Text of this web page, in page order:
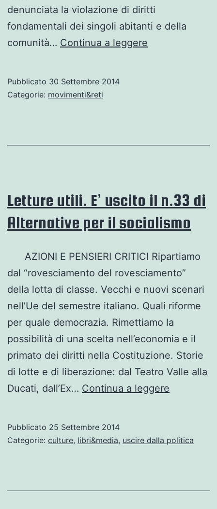
denunciata la violazione di diritti
fondamentali dei singoli abitanti e della
comunità… Continua a leggere
Pubblicato 30 Settembre 2014
Categorie: movimenti&reti
Letture utili. E’ uscito il n.33 di
Alternative per il socialismo
AZIONI E PENSIERI CRITICI Ripartiamo
dal “rovesciamento del rovesciamento”
della lotta di classe. Vecchi e nuovi scenari
nell’Ue del semestre italiano. Quali riforme
per quale democrazia. Rimettiamo la
possibilità di una scelta nell’economia e il
primato dei diritti nella Costituzione. Storie
di lotte e di liberazione: dal Teatro Valle alla
Ducati, dall’Ex… Continua a leggere
uscito
Pubblicato 25 Settembre 2014
Categorie: culture, libri&media, uscire dalla politica